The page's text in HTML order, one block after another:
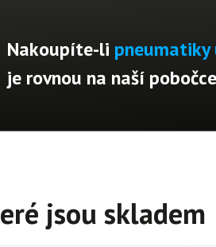
Nakoupíte-li pneumatiky
je rovnou na naší pobočce
jsou skladem